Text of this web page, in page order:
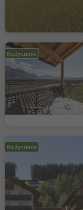
Na życzenie
Na życzenie